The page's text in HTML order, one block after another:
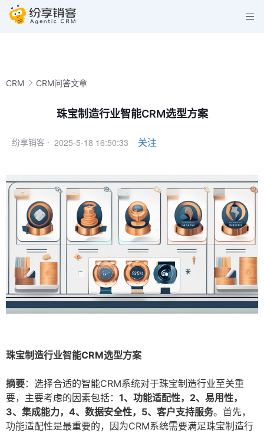
CRM CRM问答文章
珠宝制造行业智能CRM选型方案
纷享销客 · 2025-5-18 16:50:33 关注
珠宝制造行业智能CRM选型方案
摘要：选择合适的智能CRM系统对于珠宝制造行业至关重
要，主要考虑的因素包括： 1、功能适配性，2、易用性，
3、集成能力，4、数据安全性，5、客户支持服务。首先，
功能适配性是最重要的，因为CRM系统需要满足珠宝制造行